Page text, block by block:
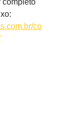
completo
co